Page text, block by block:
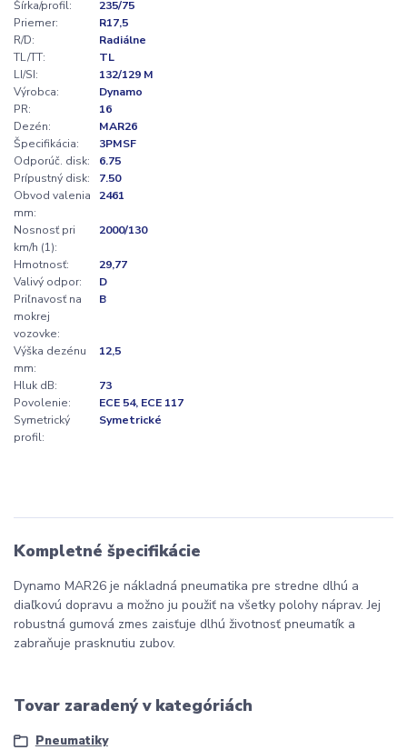
Šírka/profil:
235/75
Priemer:
R17,5
R/D:
Radiálne
TL/TT:
TL
LI/SI:
132/129 M
Výrobca:
Dynamo
PR:
16
Dezén:
MAR26
Špecifikácia:
3PMSF
Odporúč. disk:
6.75
Prípustný disk:
7.50
Obvod valenia
mm:
2461
Nosnosť pri
km/h (1):
2000/130
Hmotnosť:
29,77
Valivý odpor:
D
Priľnavosť na
mokrej
vozovke:
B
Výška dezénu
mm:
12,5
Hluk dB:
73
Povolenie:
ECE 54, ECE 117
Symetrický
profil:
Symetrické
Kompletné špecifikácie
Dynamo MAR26 je nákladná pneumatika pre stredne dlhú a
diaľkovú dopravu a možno ju použiť na všetky polohy náprav. Jej
robustná gumová zmes zaisťuje dlhú životnosť pneumatík a
zabraňuje prasknutiu zubov.
Tovar zaradený v kategóriách
Pneumatiky